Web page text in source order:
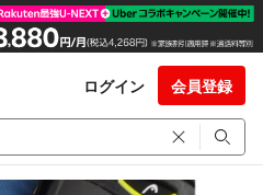
ログイン 会員登録